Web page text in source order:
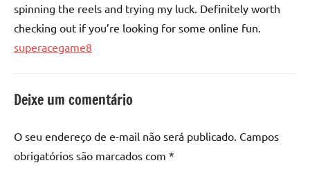
spinning the reels and trying my luck. Definitely worth
checking out if you’re looking for some online fun.
superacegame8
Deixe um comentário
O seu endereço de e-mail não será publicado. Campos
obrigatórios são marcados com *